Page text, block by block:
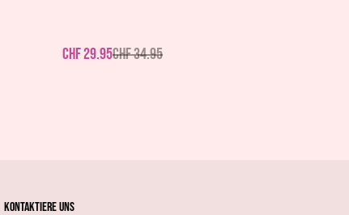
CHF 29.95CHF 34.95
Kontaktiere uns